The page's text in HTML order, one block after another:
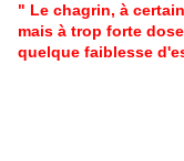
" Le chagrin, à
mais à trop forte
quelque faiblesse